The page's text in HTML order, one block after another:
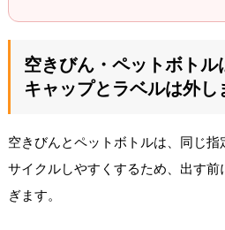
空きびん・ペットボトル
キャップとラベルは外し
空きびんとペットボトルは、同じ指
サイクルしやすくするため、出す
ぎます。